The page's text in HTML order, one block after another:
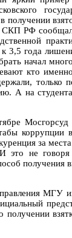
получении
СКП РФ
3,5 года
начал
кто
только
А на
коррупции
за
И это не
получения
управления